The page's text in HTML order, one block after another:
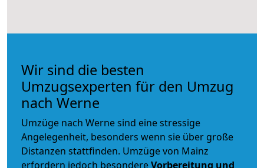
Wir sind die besten
Umzugsexperten für den Umzug
nach Werne
Umzüge nach Werne sind eine stressige
Angelegenheit, besonders wenn sie über große
Distanzen stattfinden. Umzüge von Mainz
erfordern jedoch besondereVorbereitung und